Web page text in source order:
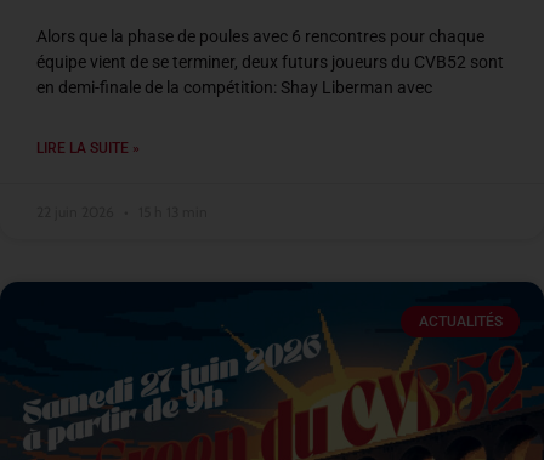
Alors que la phase de poules avec 6 rencontres pour chaque
équipe vient de se terminer, deux futurs joueurs du CVB52 sont
en demi-finale de la compétition: Shay Liberman avec
LIRE LA SUITE »
ACTUALITÉS